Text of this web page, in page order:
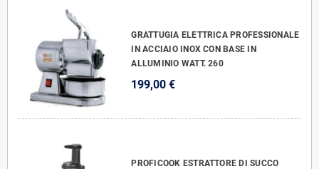
GRATTUGIA ELETTRICA PROFESSIONALE
IN ACCIAIO INOX CON BASE IN
ALLUMINIO WATT. 260
199,00 €
PROFICOOK ESTRATTORE DI SUCCO